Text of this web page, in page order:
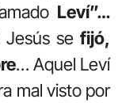
Leví”…
Jesús sefijó,
… Aquel Leví
mal visto por